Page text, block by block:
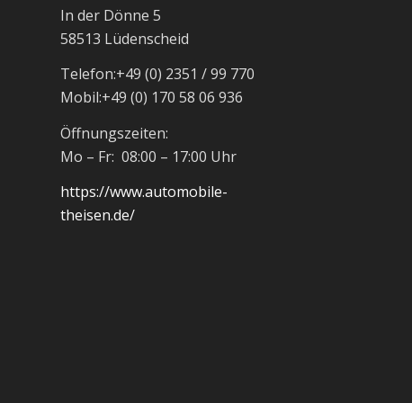
In der Dönne 5
58513 Lüdenscheid
Telefon:+49 (0) 2351 / 99 770
Mobil:+49 (0) 170 58 06 936
Öffnungszeiten:
Mo – Fr: 08:00 – 17:00 Uhr
https://www.automobile-
theisen.de/